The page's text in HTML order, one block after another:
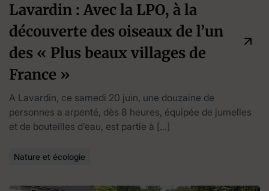
Lavardin : Avec la LPO, à la
découverte des oiseaux de l’un
des « Plus beaux villages de
France »
A Lavardin, ce samedi 20 juin, une douzaine de
personnes a arpenté, dès 8 heures, équipée de jumelles
et de bouteilles d’eau, est partie à […]
Nature et écologie